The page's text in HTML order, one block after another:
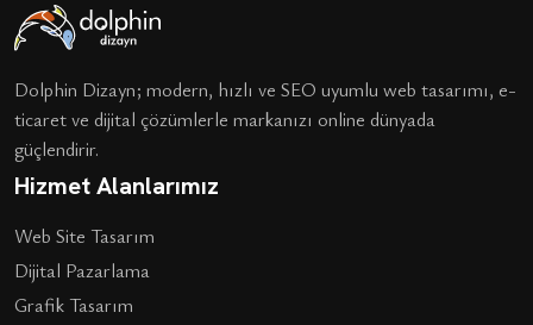
Dolphin Dizayn; modern, hızlı ve SEO uyumlu web tasarımı, e-
ticaret ve dijital çözümlerle markanızı online dünyada
güçlendirir.
Hizmet Alanlarımız
Web Site Tasarım
Dijital Pazarlama
Grafik Tasarım